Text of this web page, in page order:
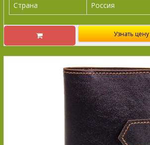
Страна
Россия
Узнать цену